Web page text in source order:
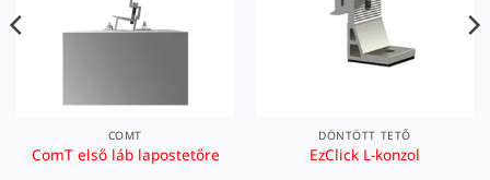
COMT
ComT első láb lapostetőre
DÖNTÖTT TETŐ
EzClick L-konzol